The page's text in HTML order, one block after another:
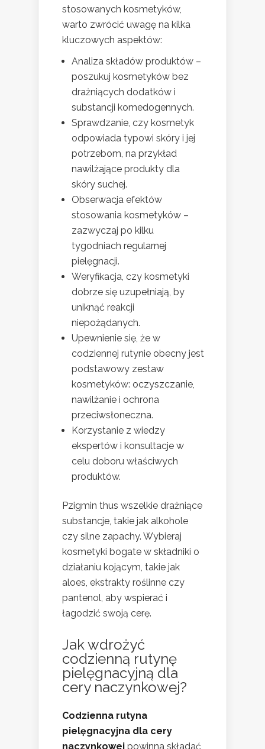
stosowanych kosmetyków,
warto zwrócić uwagę na kilka
kluczowych aspektów:
Analiza składów produktów –
poszukuj kosmetyków bez
drażniących dodatków i
substancji komedogennych.
Sprawdzanie, czy kosmetyk
odpowiada typowi skóry i jej
potrzebom, na przykład
nawilżające produkty dla
skóry suchej.
Obserwacja efektów
stosowania kosmetyków –
zazwyczaj po kilku
tygodniach regularnej
pielęgnacji.
Weryfikacja, czy kosmetyki
dobrze się uzupełniają, by
uniknąć reakcji
niepożądanych.
Upewnienie się, że w
codziennej rutynie obecny jest
podstawowy zestaw
kosmetyków: oczyszczanie,
nawilżanie i ochrona
przeciwsłoneczna.
Korzystanie z wiedzy
ekspertów i konsultacje w
celu doboru właściwych
produktów.
Pzigmin thus wszelkie drażniące
substancje, takie jak alkohole
czy silne zapachy. Wybieraj
kosmetyki bogate w składniki o
działaniu kojącym, takie jak
aloes, ekstrakty roślinne czy
pantenol, aby wspierać i
łagodzić swoją cerę.
Jak wdrożyć
codzienną rutynę
pielęgnacyjną dla
cery naczynkowej?
Codzienna rutyna
pielęgnacyjna dla cery
naczynkowej powinna składać